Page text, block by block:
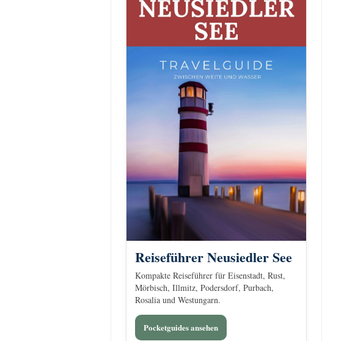
Reiseführer Neusiedler See
Kompakte Reiseführer für Eisenstadt, Rust,
Mörbisch, Illmitz, Podersdorf, Purbach,
Rosalia und Westungarn.
Pocketguides ansehen